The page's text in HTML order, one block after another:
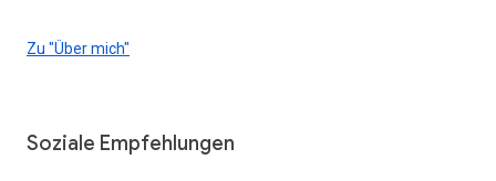
Zu "Über mich"
Soziale Empfehlungen